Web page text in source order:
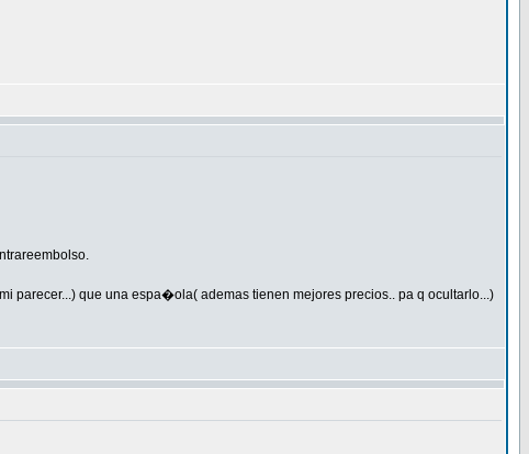
parecer...) que una espa�ola( ademas tienen mejores precios.. pa q ocultarlo...)